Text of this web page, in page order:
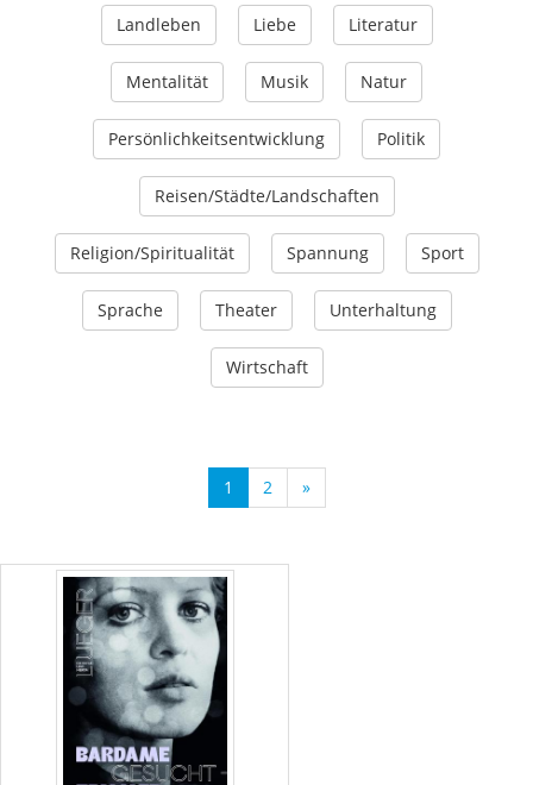
Landleben Liebe Literatur
Mentalität Musik Natur
Persönlichkeitsentwicklung Politik
Reisen/Städte/Landschaften
Religion/Spiritualität Spannung Sport
Sprache Theater Unterhaltung
Wirtschaft
1 2 »